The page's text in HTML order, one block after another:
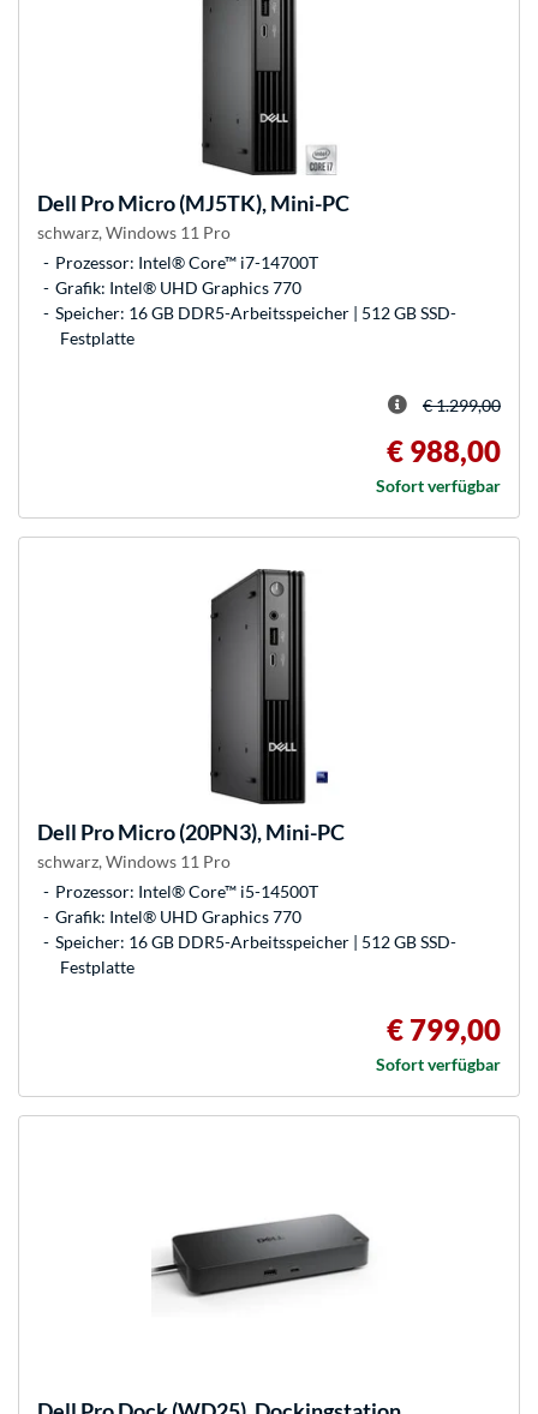
Dell Pro Micro (MJ5TK), Mini-PC
schwarz, Windows 11 Pro
Prozessor: Intel® Core™ i7-14700T
Grafik: Intel® UHD Graphics 770
Speicher: 16 GB DDR5-Arbeitsspeicher | 512 GB SSD-
Festplatte
€ 1.299,00
€ 988,00
Sofort verfügbar
Dell Pro Micro (20PN3), Mini-PC
schwarz, Windows 11 Pro
Prozessor: Intel® Core™ i5-14500T
Grafik: Intel® UHD Graphics 770
Speicher: 16 GB DDR5-Arbeitsspeicher | 512 GB SSD-
Festplatte
€ 799,00
Sofort verfügbar